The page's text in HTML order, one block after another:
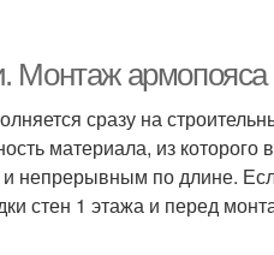
Монтаж армопояса
сразу на
материала, из которого
непрерывным по длине.
стен 1 этажа и перед